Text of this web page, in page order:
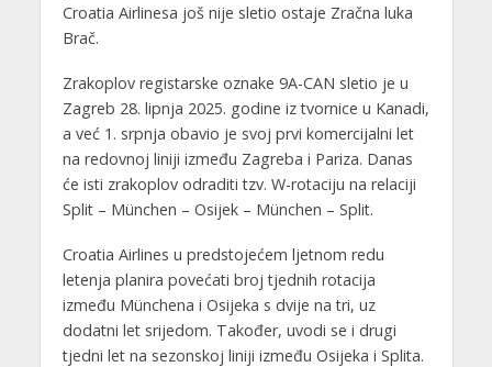
Croatia Airlinesa još nije sletio ostaje Zračna luka
Brač.
Zrakoplov registarske oznake 9A-CAN sletio je u
Zagreb 28. lipnja 2025. godine iz tvornice u Kanadi,
a već 1. srpnja obavio je svoj prvi komercijalni let
na redovnoj liniji između Zagreba i Pariza. Danas
će isti zrakoplov odraditi tzv. W-rotaciju na relaciji
Split – München – Osijek – München – Split.
Croatia Airlines u predstojećem ljetnom redu
letenja planira povećati broj tjednih rotacija
između Münchena i Osijeka s dvije na tri, uz
dodatni let srijedom. Također, uvodi se i drugi
tjedni let na sezonskoj liniji između Osijeka i Splita.